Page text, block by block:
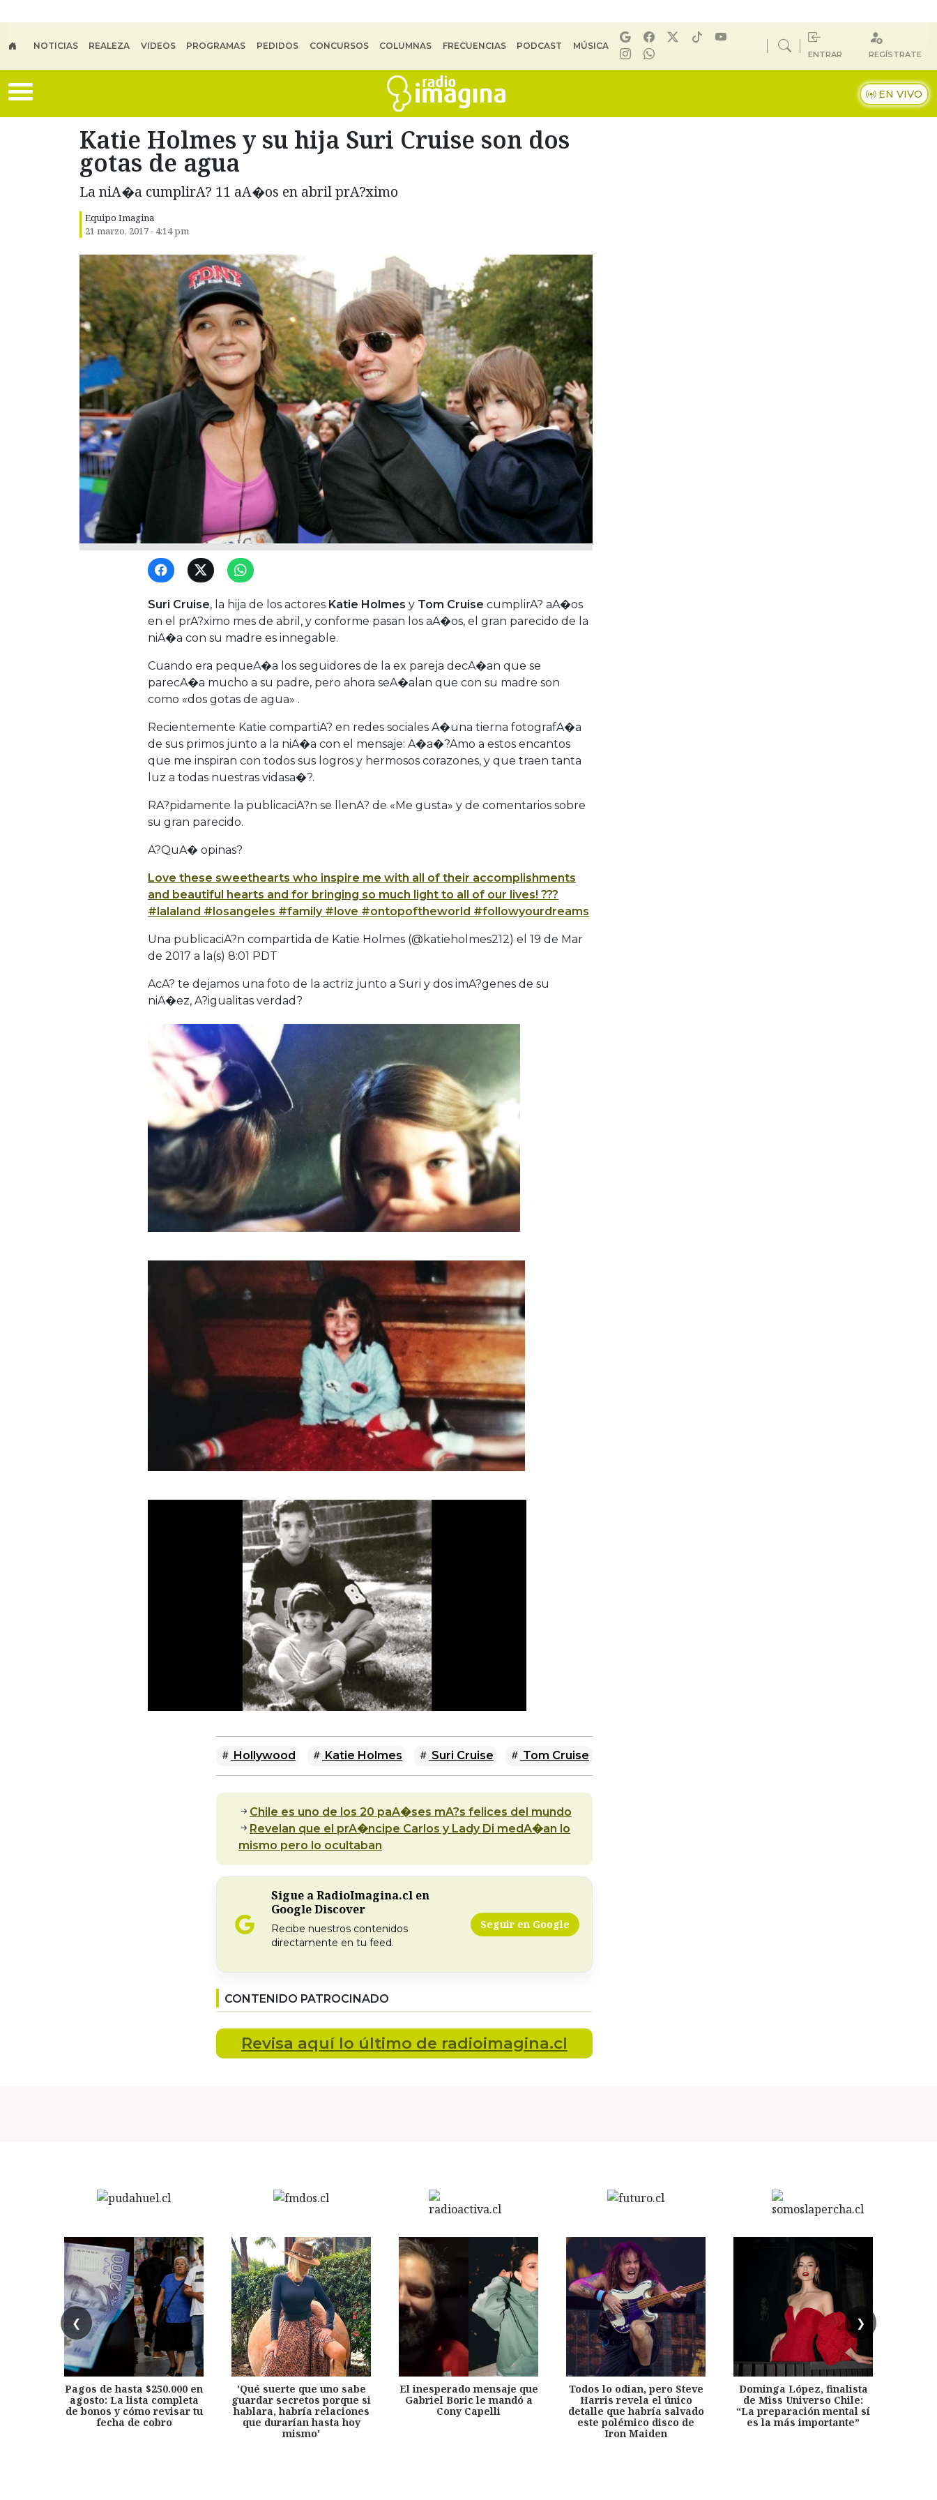
NOTICIAS REALEZA VIDEOS PROGRAMAS PEDIDOS CONCURSOS COLUMNAS FRECUENCIAS PODCAST MÚSICA
ENTRAR REGÍSTRATE
EN VIVO
Katie Holmes y su hija Suri Cruise son dos
gotas de agua
La niA�a cumplirA? 11 aA�os en abril prA?ximo
Equipo Imagina
21 marzo, 2017 - 4:14 pm
Suri Cruise, la hija de los actores Katie Holmes y Tom Cruise cumplirA? aA�os
en el prA?ximo mes de abril, y conforme pasan los aA�os, el gran parecido de la
niA�a con su madre es innegable.
Cuando era pequeA�a los seguidores de la ex pareja decA�an que se
parecA�a mucho a su padre, pero ahora seA�alan que con su madre son
como «dos gotas de agua» .
Recientemente Katie compartiA? en redes sociales A�una tierna fotografA�a
de sus primos junto a la niA�a con el mensaje: A�a�?Amo a estos encantos
que me inspiran con todos sus logros y hermosos corazones, y que traen tanta
luz a todas nuestras vidasa�?.
RA?pidamente la publicaciA?n se llenA? de «Me gusta» y de comentarios sobre
su gran parecido.
A?QuA� opinas?
Love these sweethearts who inspire me with all of their accomplishments
and beautiful hearts and for bringing so much light to all of our lives! ???
#lalaland #losangeles #family #love #ontopoftheworld #followyourdreams
Una publicaciA?n compartida de Katie Holmes (@katieholmes212) el 19 de Mar
de 2017 a la(s) 8:01 PDT
AcA? te dejamos una foto de la actriz junto a Suri y dos imA?genes de su
niA�ez, A?igualitas verdad?
Hollywood Katie Holmes Suri Cruise Tom Cruise
Chile es uno de los 20 paA�ses mA?s felices del mundo
Revelan que el prA�ncipe Carlos y Lady Di medA�an lo
mismo pero lo ocultaban
Sigue a RadioImagina.cl en
Google Discover
Recibe nuestros contenidos
directamente en tu feed.
Seguir en Google
CONTENIDO PATROCINADO
Revisa aquí lo último de radioimagina.cl
❮ ❯
Pagos de hasta $250.000 en
agosto: La lista completa
de bonos y cómo revisar tu
fecha de cobro
'Qué suerte que uno sabe
guardar secretos porque si
hablara, habría relaciones
que durarían hasta hoy
mismo'
El inesperado mensaje que
Gabriel Boric le mandó a
Cony Capelli
Todos lo odian, pero Steve
Harris revela el único
detalle que habría salvado
este polémico disco de
Iron Maiden
Dominga López, finalista
de Miss Universo Chile:
“La preparación mental sí
es la más importante”